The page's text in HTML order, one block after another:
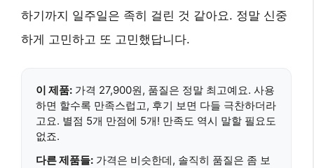
하기까지 일주일은 족히 걸린 것 같아요. 정말 신중
하게 고민하고 또 고민했답니다.
이 제품: 가격 27,900원, 품질은 정말 최고예요. 사용
하면 할수록 만족스럽고, 후기 보면 다들 극찬하더라
고요. 별점 5개 만점에 5개! 만족도 역시 말할 필요도
없죠.
다른 제품들: 가격은 비슷한데, 솔직히 품질은 좀 보